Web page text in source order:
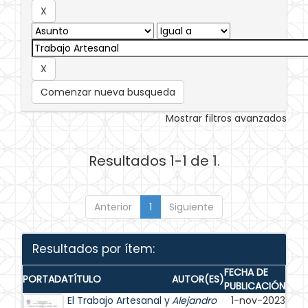
Comenzar nueva busqueda
Mostrar filtros avanzados
Resultados 1-1 de 1.
Anterior 1 Siguiente
Resultados por ítem:
PORTADATÍTULO AUTOR(ES)FECHA DE
PUBLICACIÓN
El Trabajo Artesanal yAlejandro
1-nov-2023